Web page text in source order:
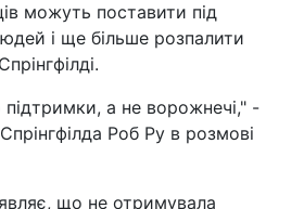
можуть поставити під
і ще більше розпалити
а не ворожнечі," -
Роб Ру в розмові
що не отримувала